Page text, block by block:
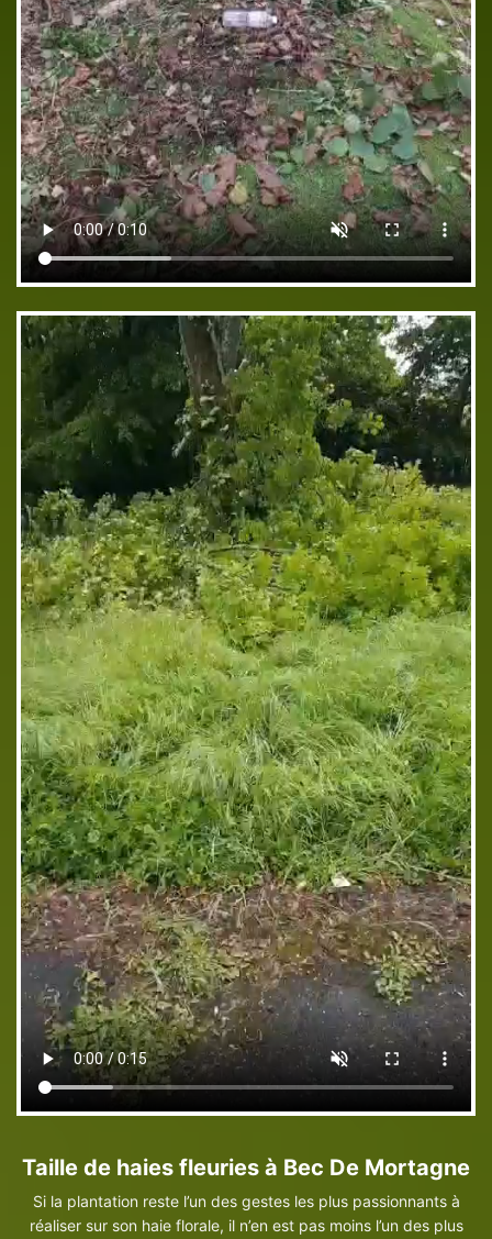
Taille de haies fleuries à Bec De Mortagne
Si la plantation reste l’un des gestes les plus passionnants à
réaliser sur son haie florale, il n’en est pas moins l’un des plus